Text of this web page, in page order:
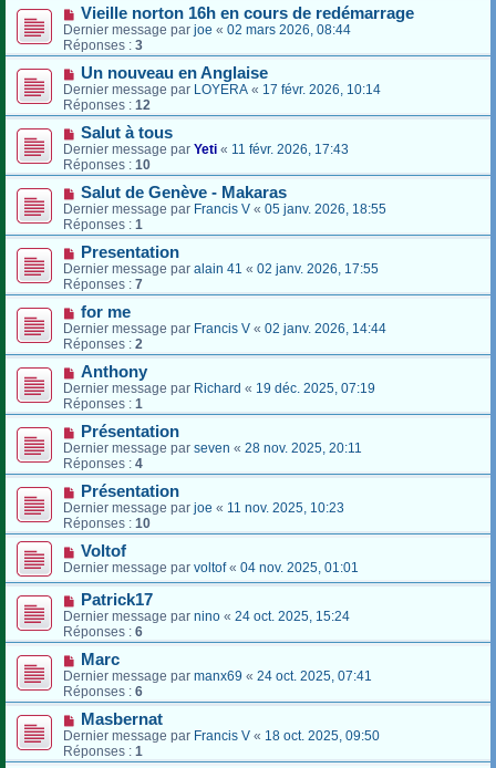
Vieille norton 16h en cours de redémarrage
Dernier message par joe « 02 mars 2026, 08:44
Réponses : 3
Un nouveau en Anglaise
Dernier message par LOYERA « 17 févr. 2026, 10:14
Réponses : 12
Salut à tous
Dernier message par Yeti « 11 févr. 2026, 17:43
Réponses : 10
Salut de Genève - Makaras
Dernier message par Francis V « 05 janv. 2026, 18:55
Réponses : 1
Presentation
Dernier message par alain 41 « 02 janv. 2026, 17:55
Réponses : 7
for me
Dernier message par Francis V « 02 janv. 2026, 14:44
Réponses : 2
Anthony
Dernier message par Richard « 19 déc. 2025, 07:19
Réponses : 1
Présentation
Dernier message par seven « 28 nov. 2025, 20:11
Réponses : 4
Présentation
Dernier message par joe « 11 nov. 2025, 10:23
Réponses : 10
Voltof
Dernier message par voltof« 04 nov. 2025, 01:01
Patrick17
Dernier message par nino « 24 oct. 2025, 15:24
Réponses : 6
Marc
Dernier message par manx69 « 24 oct. 2025, 07:41
Réponses : 6
Masbernat
Dernier message par Francis V « 18 oct. 2025, 09:50
Réponses : 1